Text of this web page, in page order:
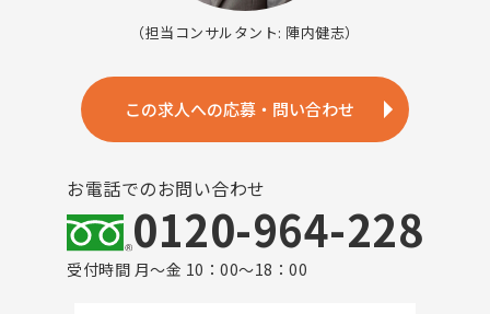
（担当コンサルタント: 陣内健志）
この求人への応募・問い合わせ
お電話でのお問い合わせ
0120-964-228
受付時間 月～金 10：00～18：00